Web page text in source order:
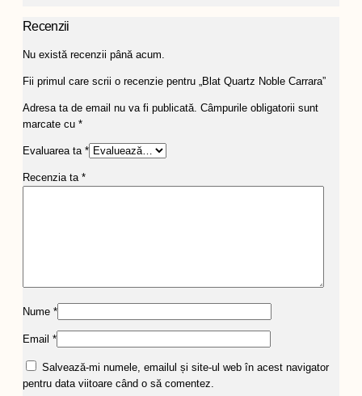
Recenzii
Nu există recenzii până acum.
Fii primul care scrii o recenzie pentru „Blat Quartz Noble Carrara”
Adresa ta de email nu va fi publicată. Câmpurile obligatorii sunt
marcate cu *
Evaluarea ta *
Recenzia ta *
Nume *
Email *
Salvează-mi numele, emailul și site-ul web în acest navigator
pentru data viitoare când o să comentez.